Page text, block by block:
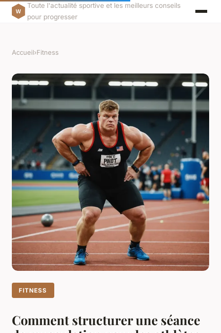
Toute l'actualité sportive et les meilleurs conseils
pour progresser
Accueil›Fitness
FITNESS
Comment structurer une séance